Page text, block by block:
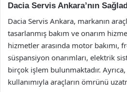
Dacia Servis Ankara’nın
Dacia Servis Ankara, markanın
tasarlanmış bakım ve onarım
hizmetler arasında motor bakımı,
süspansiyon onarımları, elektrik
birçok işlem bulunmaktadır.
kullanımıyla araçların ömrünü